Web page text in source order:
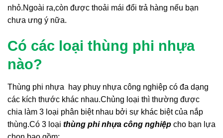
nhỏ.Ngoài ra,còn được thoải mái đổi trả hàng nếu bạn
chưa ưng ý nữa.
Có các loại thùng phi nhựa
nào?
Thùng phi nhựa hay phuy nhựa công nghiệp có đa dạng
các kích thước khác nhau.Chủng loại thì thường được
chia làm 3 loại phân biệt nhau bởi sự khác biệt của nắp
thùng.Có 3 loại thùng phi nhựa công nghiệp cho bạn lựa